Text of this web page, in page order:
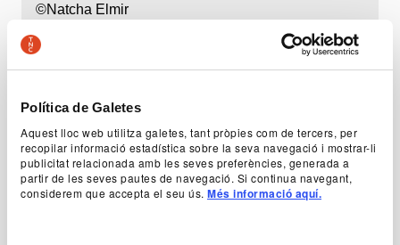
Política de Galetes
Aquest lloc web utilitza galetes, tant pròpies com de tercers, per
recopilar informació estadística sobre la seva navegació i mostrar-li
publicitat relacionada amb les seves preferències, generada a
partir de les seves pautes de navegació. Si continua navegant,
considerem que accepta el seu ús. Més informació aquí.
©Natcha Elmir
Anterior
Següent
Videos